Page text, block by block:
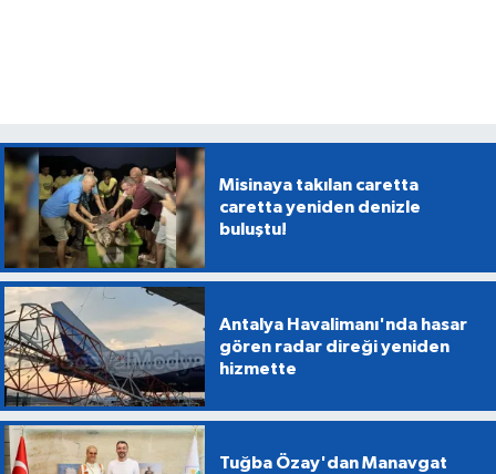
Misinaya takılan caretta
caretta yeniden denizle
buluştu!
Antalya Havalimanı'nda hasar
gören radar direği yeniden
hizmette
Tuğba Özay'dan Manavgat